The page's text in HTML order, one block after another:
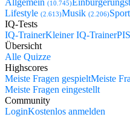
Allgemein (10.745)
Lifestyle (2.613)Musik (2.206)Sport
IQ-Tests
IQ-TrainerKleiner IQ-Trainer
Übersicht
Alle Quizze
Highscores
Meiste Fragen gespieltMeiste
Meiste Fragen eingestellt
Community
LoginKostenlos anmelden